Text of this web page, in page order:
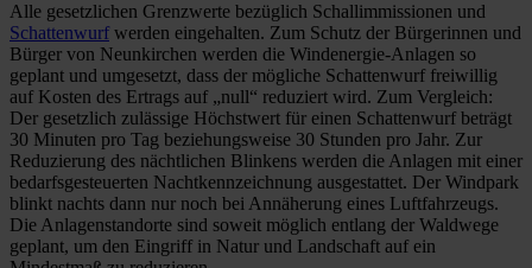
Alle gesetzlichen Grenzwerte bezüglich Schallimmissionen und
Schattenwurf werden eingehalten. Zum Schutz der Bürgerinnen und
Bürger von Neunkirchen werden die Windenergie-Anlagen so
geplant und umgesetzt, dass der mögliche Schattenwurf freiwillig
auf Kosten des Ertrags auf „null“ reduziert wird. Zum Vergleich:
Der gesetzlich zulässige Höchstwert für einen Schattenwurf beträgt
30 Minuten pro Tag beziehungsweise 30 Stunden pro Jahr. Zur
Reduzierung des nächtlichen Blinkens werden die Anlagen mit einer
bedarfsgesteuerten Nachtkennzeichnung ausgestattet. Der Windpark
blinkt nachts dann nur noch bei Annäherung eines Luftfahrzeugs.
Die Anlagenstandorte sind soweit möglich entlang der Waldwege
geplant, um den Eingriff in Natur und Landschaft auf ein